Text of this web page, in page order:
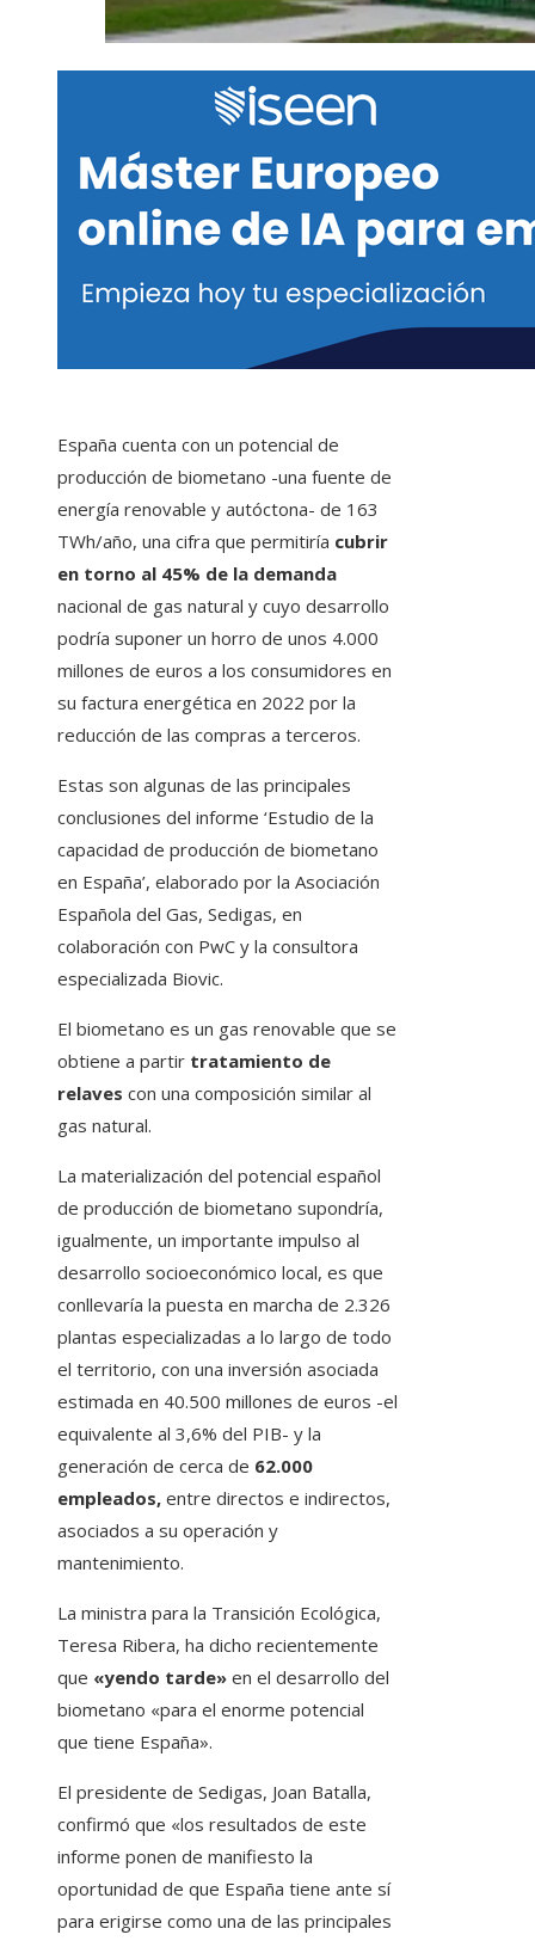
España cuenta con un potencial de
producción de biometano -una fuente de
energía renovable y autóctona- de 163
TWh/año, una cifra que permitiría cubrir
en torno al 45% de la demanda
nacional de gas natural y cuyo desarrollo
podría suponer un horro de unos 4.000
millones de euros a los consumidores en
su factura energética en 2022 por la
reducción de las compras a terceros.
Estas son algunas de las principales
conclusiones del informe ‘Estudio de la
capacidad de producción de biometano
en España’, elaborado por la Asociación
Española del Gas, Sedigas, en
colaboración con PwC y la consultora
especializada Biovic.
El biometano es un gas renovable que se
obtiene a partir tratamiento de
relaves con una composición similar al
gas natural.
La materialización del potencial español
de producción de biometano supondría,
igualmente, un importante impulso al
desarrollo socioeconómico local, es que
conllevaría la puesta en marcha de 2.326
plantas especializadas a lo largo de todo
el territorio, con una inversión asociada
estimada en 40.500 millones de euros -el
equivalente al 3,6% del PIB- y la
generación de cerca de 62.000
empleados, entre directos e indirectos,
asociados a su operación y
mantenimiento.
La ministra para la Transición Ecológica,
Teresa Ribera, ha dicho recientemente
que «yendo tarde» en el desarrollo del
biometano «para el enorme potencial
que tiene España».
El presidente de Sedigas, Joan Batalla,
confirmó que «los resultados de este
informe ponen de manifiesto la
oportunidad de que España tiene ante sí
para erigirse como una de las principales